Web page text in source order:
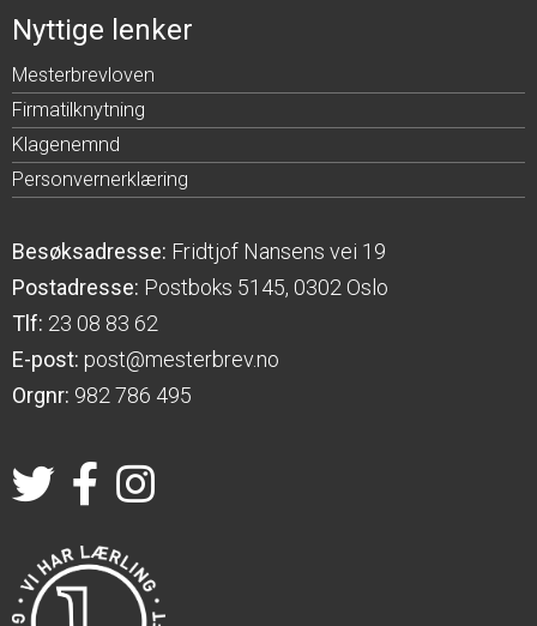
Nyttige lenker
Mesterbrevloven
Firmatilknytning
Klagenemnd
Personvernerklæring
Besøksadresse: Fridtjof Nansens vei 19
Postadresse: Postboks 5145, 0302 Oslo
Tlf: 23 08 83 62
E-post: post@mesterbrev.no
Orgnr: 982 786 495